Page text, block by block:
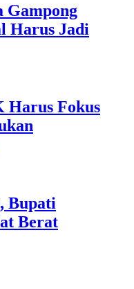
Gampong
Harus Jadi
Harus Fokus
Bupati
Berat